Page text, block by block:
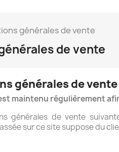
générales de vente
de vente
générales de vente
maintenu régulièrement
générales de vente
sur ce site suppose du